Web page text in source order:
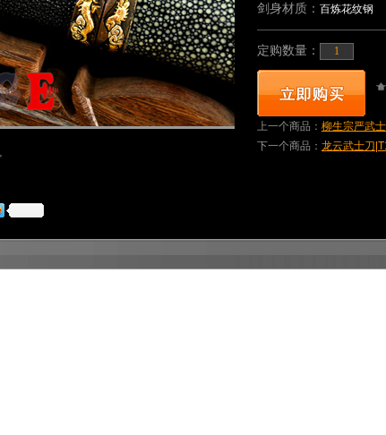
剑身材质： 百炼花纹钢
定购数量：
上一个商品： 柳生宗严武
下一个商品： 龙云武士刀